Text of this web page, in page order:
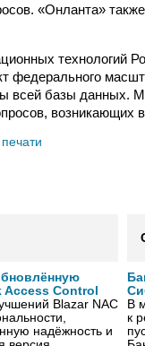
«Онланта»
технологий
всей базы данных.
возникающих
Control
Blazar NAC
надёжность и
В
к